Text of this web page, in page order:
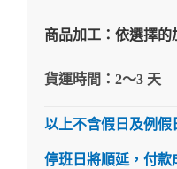
商品加工：依選擇的
貨運時間：2～3 天
以上不含假日及例假
停班日將順延，付款